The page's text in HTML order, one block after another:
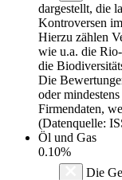
dargestellt, die
Kontroversen
Hierzu zählen
wie u.a. die
die
Die
oder
Firmendaten,
(Datenquelle:
Öl und Gas
0.10%
Die